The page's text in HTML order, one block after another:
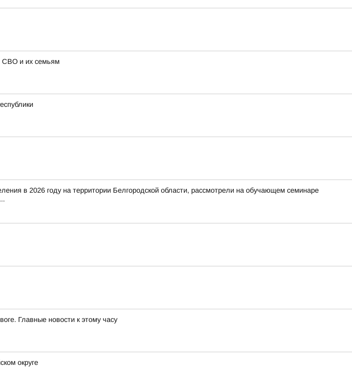
СВО и их семьям
в 2026 году на территории Белгородской области, рассмотрели на обучающем семинаре
Главные новости к этому часу
округе